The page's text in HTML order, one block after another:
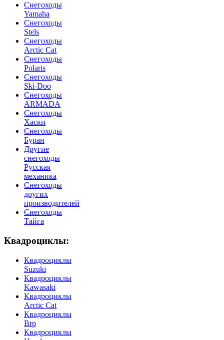
Cнегоходы
Yamaha
Снегоходы
Stels
Снегоходы
Arctic Cat
Снегоходы
Polaris
Снегоходы
Ski-Doo
Снегоходы
ARMADA
Cнегоходы
Хаски
Снегоходы
Буран
Другие
снегоходы
Русская
механика
Снегоходы
других
производителей
Снегоходы
Тайга
Квадроциклы:
Квадроциклы
Suzuki
Квадроциклы
Kawasaki
Квадроциклы
Arctic Cat
Квадроциклы
Brp
Квадроциклы